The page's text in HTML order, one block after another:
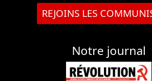
REJOINS LES
Notre journal